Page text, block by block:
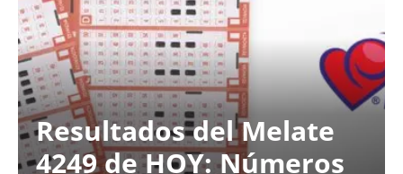
Resultados del Melate
4249 de HOY: Números